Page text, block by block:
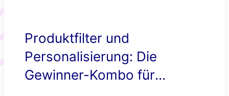
Produktfilter und
Personalisierung: Die
Gewinner-Kombo für